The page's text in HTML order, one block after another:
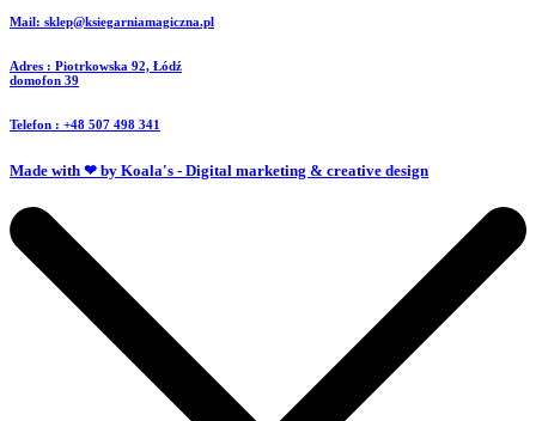
Mail: sklep@ksiegarniamagiczna.pl
Adres : Piotrkowska 92, Łódź
domofon 39
Telefon : +48 507 498 341
Made with ❤ by Koala's - Digital marketing & creative design